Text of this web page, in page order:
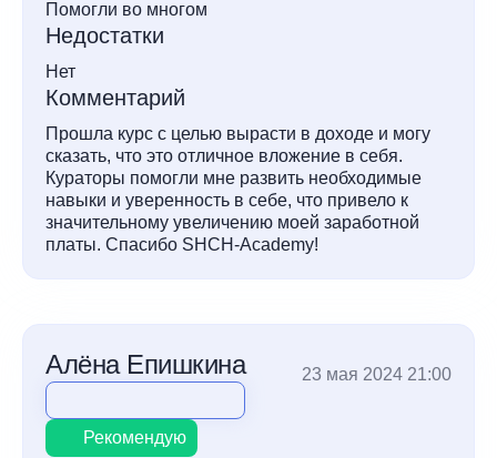
Помогли во многом
Недостатки
Нет
Комментарий
Прошла курс с целью вырасти в доходе и могу
сказать, что это отличное вложение в себя.
Кураторы помогли мне развить необходимые
навыки и уверенность в себе, что привело к
значительному увеличению моей заработной
платы. Спасибо SHCH-Academy!
Алёна Епишкина 23 мая 2024 21:00
Рекомендую